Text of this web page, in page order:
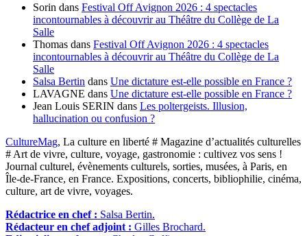
Sorin dans Festival Off Avignon 2026 : 4 spectacles
incontournables à découvrir au Théâtre du Collège de La
Salle
Thomas dans Festival Off Avignon 2026 : 4 spectacles
incontournables à découvrir au Théâtre du Collège de La
Salle
Salsa Bertin dans Une dictature est-elle possible en France ?
LAVAGNE dans Une dictature est-elle possible en France ?
Jean Louis SERIN dans Les poltergeists. Illusion,
hallucination ou confusion ?
CultureMag, La culture en liberté # Magazine d’actualités culturelles
# Art de vivre, culture, voyage, gastronomie : cultivez vos sens !
Journal culturel, évènements culturels, sorties, musées, à Paris, en
Île-de-France, en France. Expositions, concerts, bibliophilie, cinéma,
culture, art de vivre, voyages.
Rédactrice en chef : Salsa Bertin.
Rédacteur en chef adjoint : Gilles Brochard.